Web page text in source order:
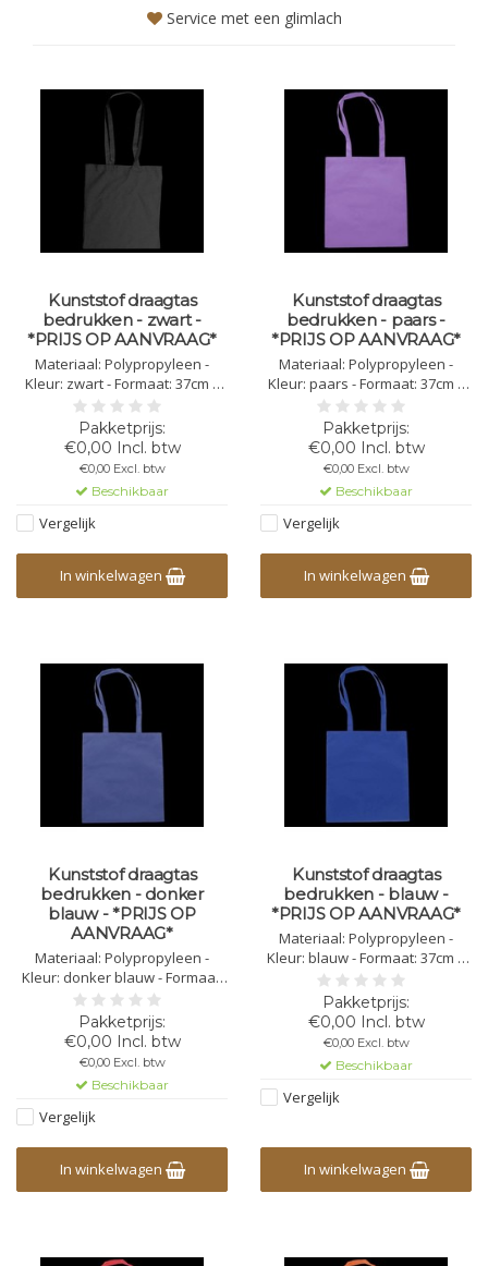
Service met een glimlach
Kunststof draagtas
bedrukken - zwart -
*PRIJS OP AANVRAAG*
Materiaal: Polypropyleen -
Kleur: zwart - Formaat: 37cm x
41cm x 0.3cm - Gewicht: 80g/m3 -
Lengte handvat: 72cm -
Bedrukking mogelijk in 1,2,3 of 4
kleuren
€0,00 Incl. btw
€0,00 Excl. btw
Beschikbaar
Vergelijk
In winkelwagen
Kunststof draagtas
bedrukken - paars -
*PRIJS OP AANVRAAG*
Materiaal: Polypropyleen -
Kleur: paars - Formaat: 37cm x
41cm x 0.3cm - Gewicht: 80g/m3 -
Lengte handvat: 72cm -
Bedrukking mogelijk in 1,2,3 of 4
kleuren
€0,00 Incl. btw
€0,00 Excl. btw
Beschikbaar
Vergelijk
In winkelwagen
Kunststof draagtas
bedrukken - donker
blauw - *PRIJS OP
AANVRAAG*
Materiaal: Polypropyleen -
Kleur: donker blauw - Formaat:
37cm x 41cm x 0.3cm - Gewicht:
80g/m3 - Lengte handvat: 72cm -
Bedrukking mogelijk in 1,2,3 of 4
kleuren
€0,00 Incl. btw
€0,00 Excl. btw
Beschikbaar
Vergelijk
In winkelwagen
Kunststof draagtas
bedrukken - blauw -
*PRIJS OP AANVRAAG*
Materiaal: Polypropyleen -
Kleur: blauw - Formaat: 37cm x
41cm x 0.3cm - Gewicht: 80g/m3 -
Lengte handvat: 72cm -
Bedrukking mogelijk in 1,2,3 of 4
kleuren
€0,00 Incl. btw
€0,00 Excl. btw
Beschikbaar
Vergelijk
In winkelwagen